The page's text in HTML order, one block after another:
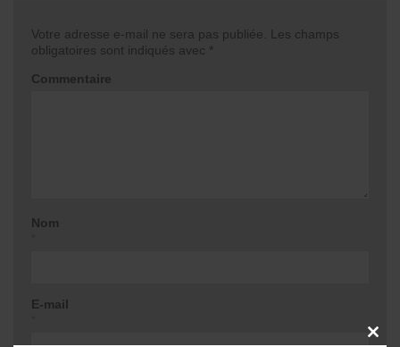
Votre adresse e-mail ne sera pas publiée.
Les champs
obligatoires sont indiqués avec *
Commentaire
Nom
E-mail
CLOSE